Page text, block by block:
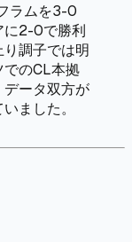
ラムを3-0
に2-0で勝利
調子では明
でのCL本拠
ータ双方が
ました。